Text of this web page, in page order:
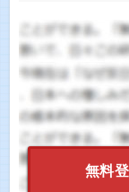
無料